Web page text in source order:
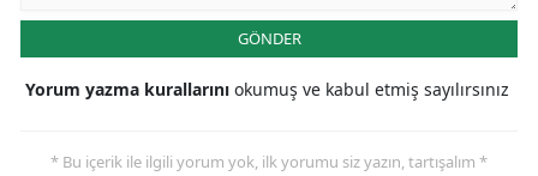
GÖNDER
Yorum yazma kurallarını okumuş ve kabul etmiş sayılırsınız
* Bu içerik ile ilgili yorum yok, ilk yorumu siz yazın, tartışalım *